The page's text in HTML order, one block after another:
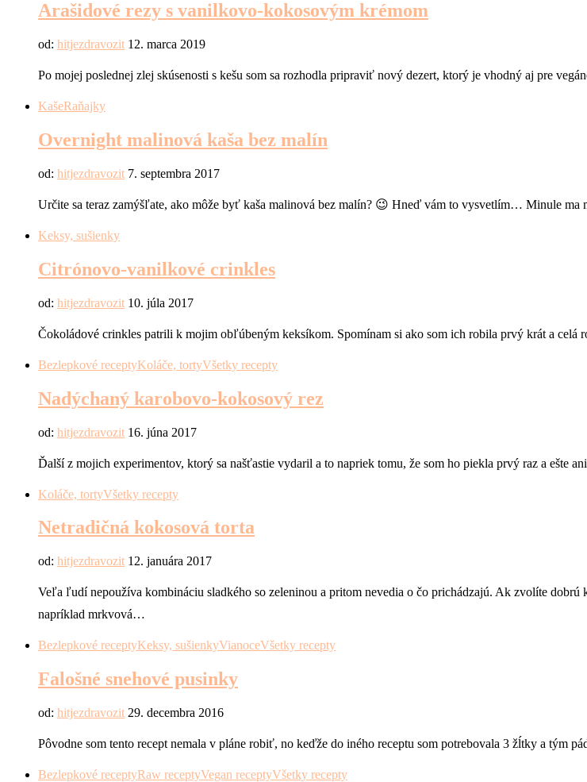
Arašidové rezy s vanilkovo-kokosovým krémom
od: hitjezdravozit 12. marca 2019
Po mojej poslednej zlej skúsenosti s kešu som sa rozhodla pripraviť nový dezert, ktorý je vhodný aj pre
KašeRaňajky
Overnight malinová kaša bez malín
od: hitjezdravozit 7. septembra 2017
Určite sa teraz zamýšľate, ako môže byť kaša malinová bez malín? 😉 Hneď vám to vysvetlím… Minule ma
Keksy, sušienky
Citrónovo-vanilkové crinkles
od: hitjezdravozit 10. júla 2017
Čokoládové crinkles patrili k mojim obľúbeným keksíkom. Spomínam si ako som ich robila prvý krát a
Bezlepkové receptyKoláče, tortyVšetky recepty
Nadýchaný karobovo-kokosový rez
od: hitjezdravozit 16. júna 2017
Ďalší z mojich experimentov, ktorý sa našťastie vydaril a to napriek tomu, že som ho piekla prvý raz a ešte
Koláče, tortyVšetky recepty
Netradičná kokosová torta
od: hitjezdravozit 12. januára 2017
Veľa ľudí nepoužíva kombináciu sladkého so zeleninou a pritom nevedia o čo prichádzajú. Ak zvolíte
napríklad mrkvová…
Bezlepkové receptyKeksy, sušienkyVianoceVšetky recepty
Falošné snehové pusinky
od: hitjezdravozit 29. decembra 2016
Pôvodne som tento recept nemala v pláne robiť, no keďže do iného receptu som potrebovala 3 žĺtky a
Bezlepkové receptyRaw receptyVegan receptyVšetky recepty